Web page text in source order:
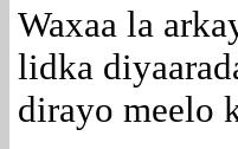
Waxaa la
lidka
dirayo meelo